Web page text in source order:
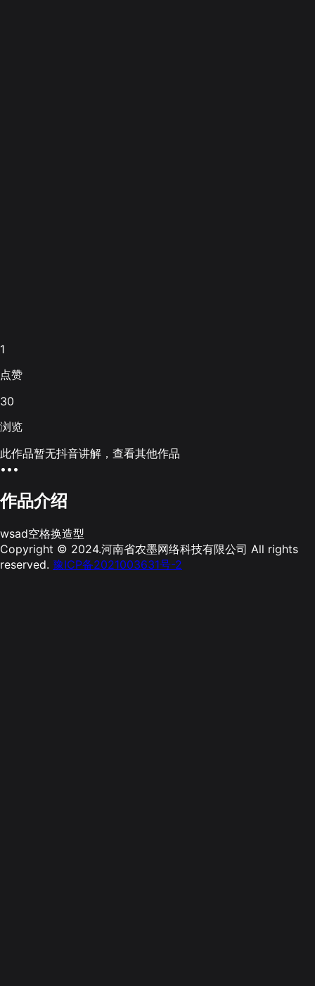
1
点赞
30
浏览
此作品暂无抖音讲解，查看其他作品
•••
作品介绍
wsad空格换造型
Copyright © 2024.河南省农墨网络科技有限公司 All rights
reserved. 豫ICP备2021003631号-2